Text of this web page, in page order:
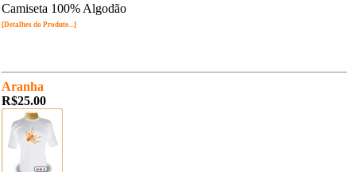
Camiseta 100% Algodão
[Detalhes do Produto...]
Aranha
R$25.00